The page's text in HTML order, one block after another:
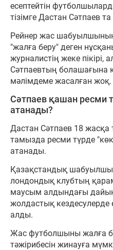
есептейтін
тізімге Дастан Сәтпаев та
Рейнер жас
"жалға беру" деген
журналистің жеке пікірі,
Сәтпаевтың болашағына
мәлімдеме жасалған жоқ.
Сәтпаев қашан ресми
атанады?
Дастан Сәтпаев 18 жасқа
тамызда ресми түрде
атанады.
Қазақстандық шабуылшы
лондондық клубтың
маусым алдындағы
жолдастық кездесулерде
алды.
Жас футболшыны жалға
тәжірибесін жинауға